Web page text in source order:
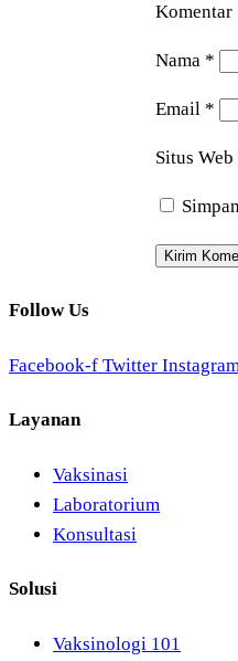
Komentar
Nama *
Email *
Situs Web
Follow Us
Facebook-f Twitter Instagram
Layanan
Vaksinasi
Laboratorium
Konsultasi
Solusi
Vaksinologi 101